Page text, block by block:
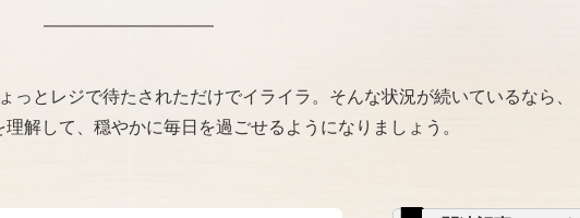
っとレジで待たされただけでイライラ。そんな状況が続いているなら、
解して、穏やかに毎日を過ごせるようになりましょう。